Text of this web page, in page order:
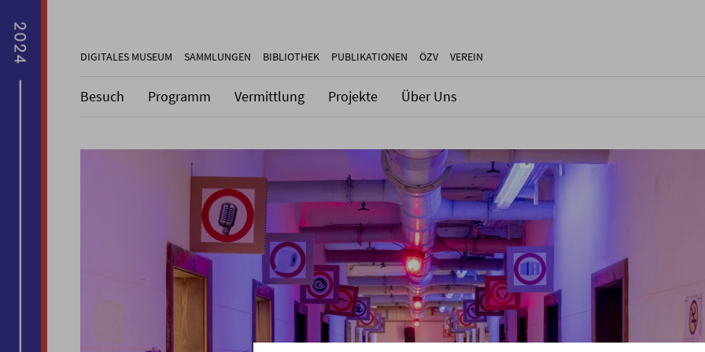
DIGITALES MUSEUM SAMMLUNGEN BIBLIOTHEK PUBLIKATIONEN ÖZV VEREIN
Besuch Programm Vermittlung Projekte Über Uns